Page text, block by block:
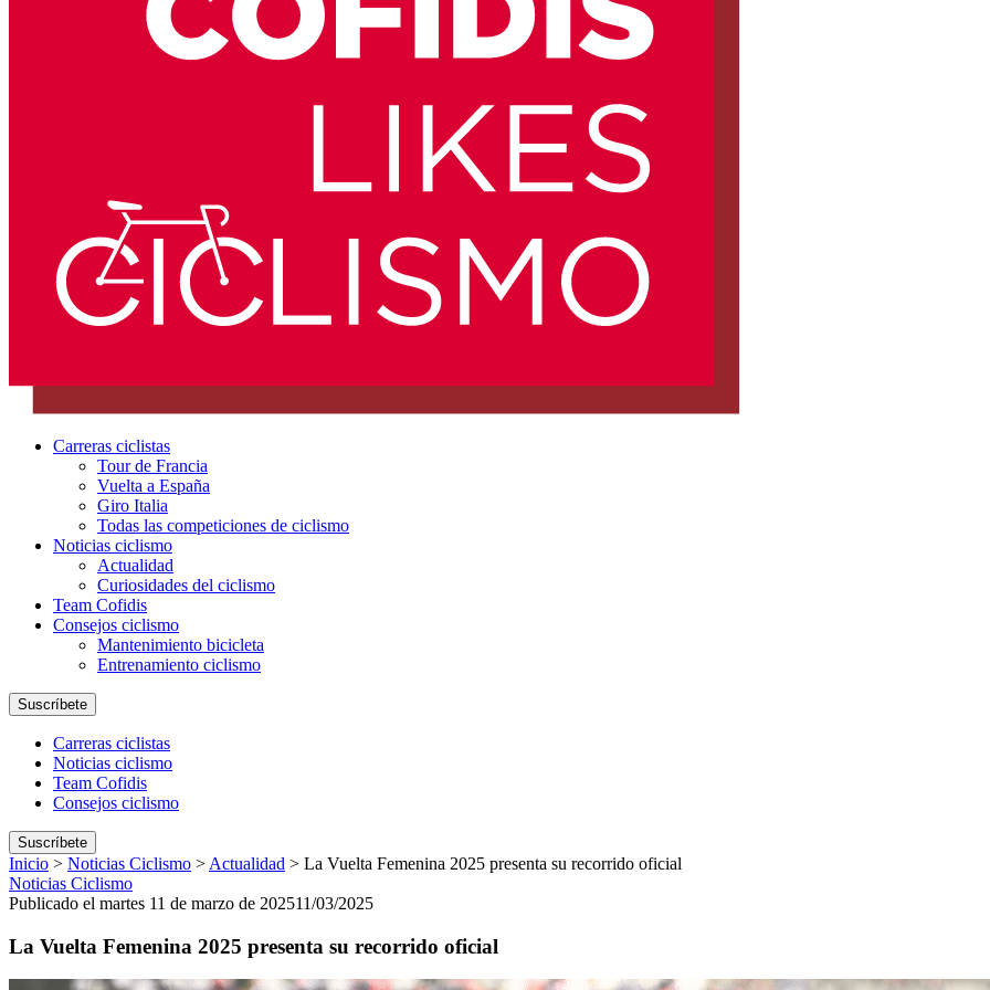
Carreras ciclistas
Tour de Francia
Vuelta a España
Giro Italia
Todas las competiciones de ciclismo
Noticias ciclismo
Actualidad
Curiosidades del ciclismo
Team Cofidis
Consejos ciclismo
Mantenimiento bicicleta
Entrenamiento ciclismo
Suscríbete
Carreras ciclistas
Noticias ciclismo
Team Cofidis
Consejos ciclismo
Suscríbete
Inicio > Noticias Ciclismo > Actualidad > La Vuelta Femenina 2025 presenta su recorrido oficial
Noticias Ciclismo
Publicado el martes 11 de marzo de 202511/03/2025
La Vuelta Femenina 2025 presenta su recorrido oficial